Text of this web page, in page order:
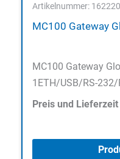
Artikelnummer: 162220
MC100 Gateway
MC100 Gateway
1ETH/USB/RS-
Preis und